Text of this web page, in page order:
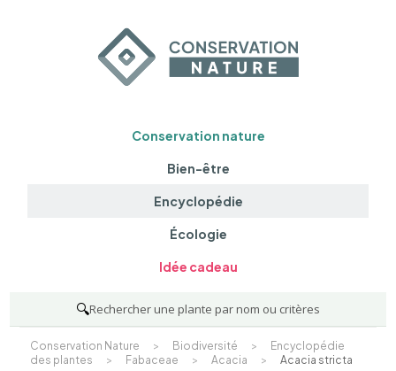
Conservation nature
Bien-être
Encyclopédie
Écologie
Idée cadeau
🔍Rechercher une plante par nom ou critères
Conservation Nature > Biodiversité >
Encyclopédie
des plantes
> Fabaceae > Acacia > Acacia stricta